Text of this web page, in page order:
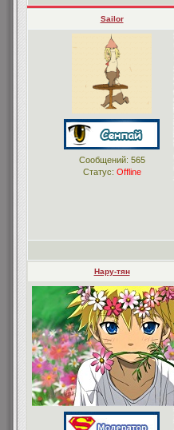
Sailor
Сообщений: 565
Статус: Offline
Нару-тян